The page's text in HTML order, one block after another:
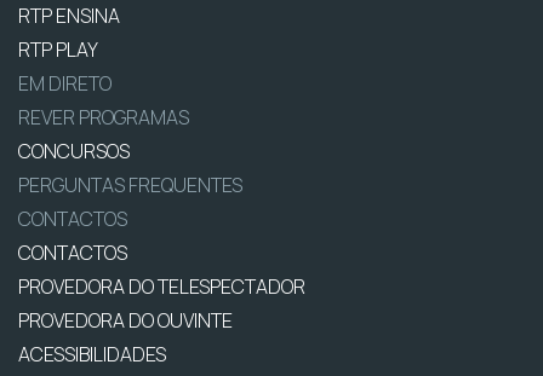
RTP ENSINA
RTP PLAY
EM DIRETO
REVER PROGRAMAS
CONCURSOS
PERGUNTAS FREQUENTES
CONTACTOS
CONTACTOS
PROVEDORA DO TELESPECTADOR
PROVEDORA DO OUVINTE
ACESSIBILIDADES